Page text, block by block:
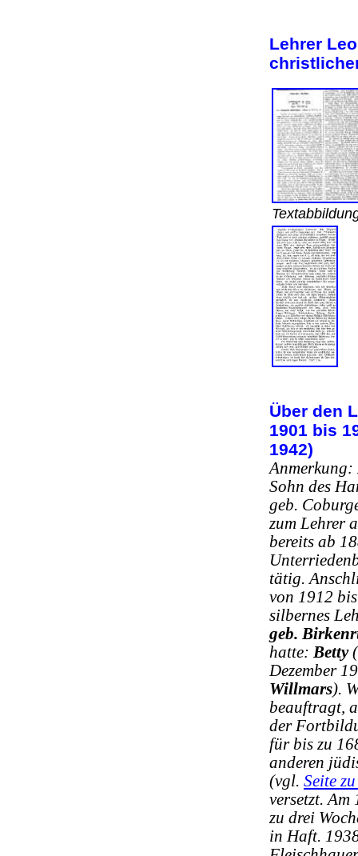
Lehrer
Über den
1901 bis
1942)
Anmerkung:
Sohn des
geb.
zum Lehrer
bereits ab
tätig.
von 1912
silbernes
geb.
hatte: Betty
Dezember
Willmars).
beauftragt,
der
für bis zu
anderen
(vgl. Seite
versetzt.
zu drei
in Haft.